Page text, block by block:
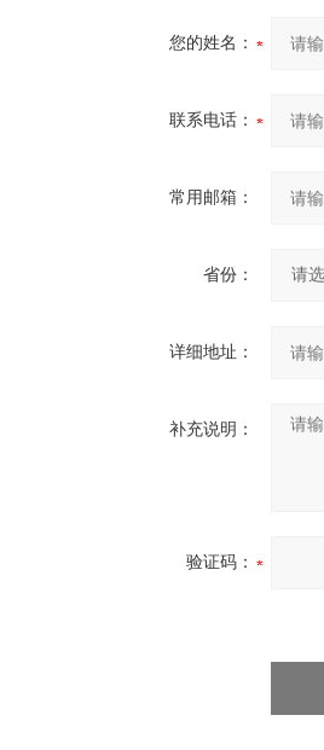
您的姓名：
联系电话：
常用邮箱：
省份：
详细地址：
补充说明：
验证码：